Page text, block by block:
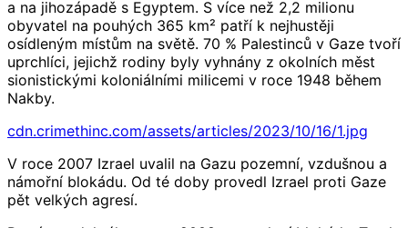
a na jihozápadě s Egyptem. S více než 2,2 milionu
obyvatel na pouhých 365 km² patří k nejhustěji
osídleným místům na světě. 70 % Palestinců v Gaze tvoří
uprchlíci, jejichž rodiny byly vyhnány z okolních měst
sionistickými koloniálními milicemi v roce 1948 během
Nakby.
cdn.crimethinc.com/assets/articles/2023/10/16/1.jpg
V roce 2007 Izrael uvalil na Gazu pozemní, vzdušnou a
námořní blokádu. Od té doby provedl Izrael proti Gaze
pět velkých agresí.